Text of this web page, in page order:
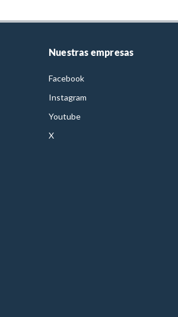
Nuestras empresas
Facebook
Instagram
Youtube
X